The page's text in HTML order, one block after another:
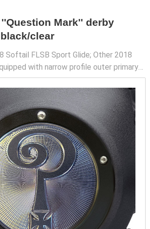
Mark'' derby
clear
Softail FLSB Sport Glide; Other 2018
with narrow profile outer primary